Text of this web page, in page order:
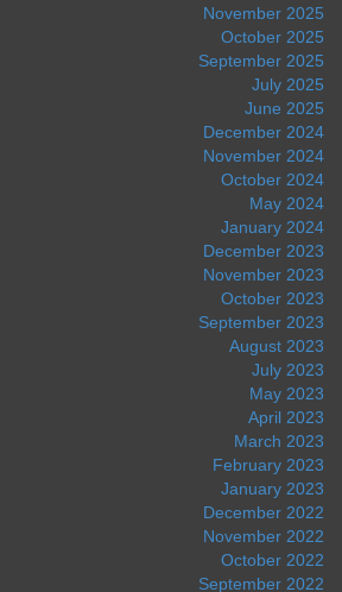
November 2025
October 2025
September 2025
July 2025
June 2025
December 2024
November 2024
October 2024
May 2024
January 2024
December 2023
November 2023
October 2023
September 2023
August 2023
July 2023
May 2023
April 2023
March 2023
February 2023
January 2023
December 2022
November 2022
October 2022
September 2022